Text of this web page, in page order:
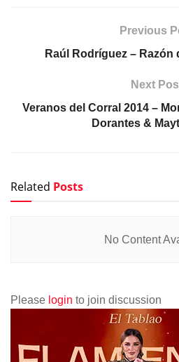
Previous
Raúl Rodríguez – Razón
Next
Veranos del Corral 2014 –
Dorantes &
Related Posts
No Content
Please login to join discussion